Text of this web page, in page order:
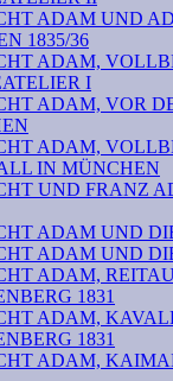
ADAM UND
1835/36
ADAM,
I
ADAM, VOR
ADAM,
IN MÜNCHEN
UND FRANZ
ADAM UND
ADAM UND
ADAM,
1831
ADAM,
1831
ADAM,